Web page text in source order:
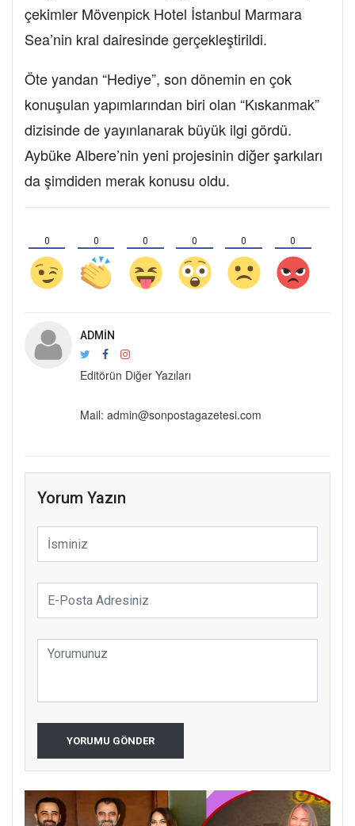
çekimler Mövenpick Hotel İstanbul Marmara
Sea’nin kral dairesinde gerçekleştirildi.
Öte yandan “Hediye”, son dönemin en çok
konuşulan yapımlarından biri olan “Kıskanmak”
dizisinde de yayınlanarak büyük ilgi gördü.
Aybüke Albere’nin yeni projesinin diğer şarkıları
da şimdiden merak konusu oldu.
0 0 0 0 0 0
ADMIN
Editörün Diğer Yazıları
Mail: admin@sonpostagazetesi.com
Yorum Yazın
YORUMU GÖNDER